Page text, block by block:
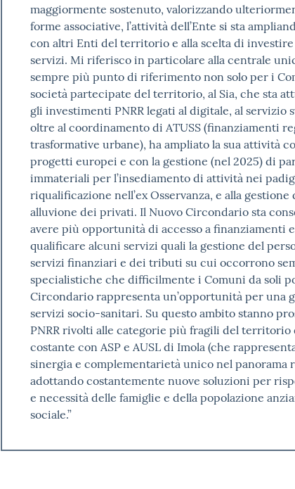
maggiormente sostenuto, valorizzando
forme associative, l’attività dell’Ente si sta
con altri Enti del territorio e alla scelta di
servizi. Mi riferisco in particolare alla centrale
sempre più punto di riferimento non solo per i
società partecipate del territorio, al Sia, che sta
gli investimenti PNRR legati al digitale, al servizio
oltre al coordinamento di ATUSS (finanziamenti
trasformative urbane), ha ampliato la sua attività
progetti europei e con la gestione (nel 2025) di
immateriali per l’insediamento di attività nei
riqualificazione nell’ex Osservanza, e alla gestione
alluvione dei privati. Il Nuovo Circondario sta
avere più opportunità di accesso a finanziamenti
qualificare alcuni servizi quali la gestione del
servizi finanziari e dei tributi su cui occorrono
specialistiche che difficilmente i Comuni da soli
Circondario rappresenta un’opportunità per una
servizi socio-sanitari. Su questo ambito stanno
PNRR rivolti alle categorie più fragili del territorio
costante con ASP e AUSL di Imola (che
sinergia e complementarietà unico nel panorama
adottando costantemente nuove soluzioni per
e necessità delle famiglie e della popolazione
sociale.”